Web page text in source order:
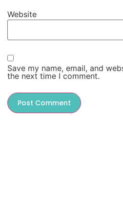
Website
Save my name, email, and
the next time I comment.